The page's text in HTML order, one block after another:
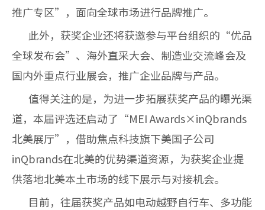
推广专区”，面向全球市场进行品牌推广。
此外，获奖企业还将获邀参与平台组织的“优品
全球发布会”、海外直采大会、制造业交流峰会及
国内外重点行业展会，推广企业品牌与产品。
值得关注的是，为进一步拓展获奖产品的曝光渠
道，本届评选还启动了“MEI Awards×inQbrands
北美展厅”，借助焦点科技旗下美国子公司
inQbrands在北美的优势渠道资源，为获奖企业提
供落地北美本土市场的线下展示与对接机会。
目前，往届获奖产品如电动越野自行车、多功能